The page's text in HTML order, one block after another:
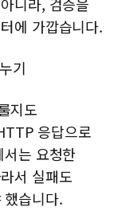
니라, 검증을
에 가깝습니다.
기
지도
응답으로
는 요청한
서 실패도
했습니다.